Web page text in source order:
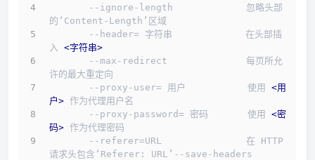
的‘Content-Length’区域
入 <字符串>
许的最大重定向
       --proxy-user= 用户           使用
<用
户> 作为代理用户名
       --proxy-password= 密码       使用
<密
码> 作为代理密码
请求头包含‘Referer: URL’--save-headers